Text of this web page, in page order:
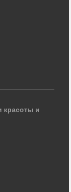
красоты и